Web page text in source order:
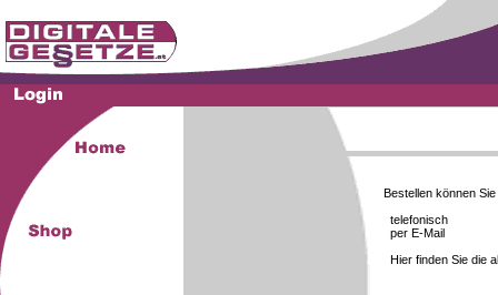
Bestellen können Sie
telefonisch
per E-Mail
Hier finden Sie die